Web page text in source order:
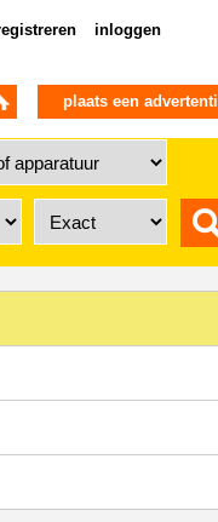
inloggen
plaats een